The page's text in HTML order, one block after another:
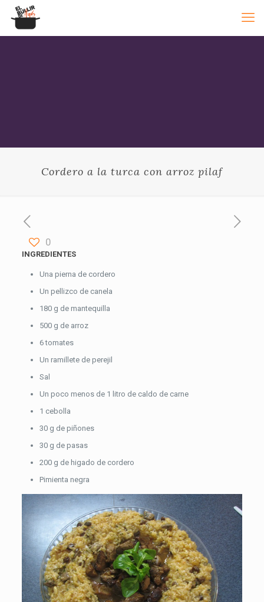
Cordero a la turca con arroz pilaf
0
INGREDIENTES
Una pierna de cordero
Un pellizco de canela
180 g de mantequilla
500 g de arroz
6 tomates
Un ramillete de perejil
Sal
Un poco menos de 1 litro de caldo de carne
1 cebolla
30 g de piñones
30 g de pasas
200 g de higado de cordero
Pimienta negra